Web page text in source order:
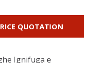
QUOTATION
Ignifuga e